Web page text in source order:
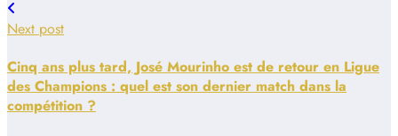
Next post
Cinq ans plus tard, José Mourinho est de retour en Ligue
des Champions : quel est son dernier match dans la
compétition ?